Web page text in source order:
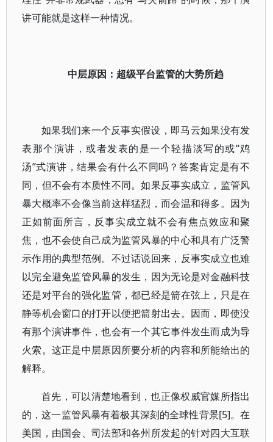
讲可能就是这样一种情况。
中层原因：超级平台监管的大势所趋
如果我们来一个反事实假设，即马云如果没有发
表那个演讲，或者发表的是一个轻描淡写的或“鸡
汤”式演讲，结果会有什么不同吗？答案肯定是有不
同，但不会有本质性不同。如果反事实成立，监管风
暴大概率不会像当前这样猛烈，而会温和得多。因为
正如前面所言，反事实成立就不会有焦点效应和聚
焦，也不会使自己成为监管风暴的中心和具有广泛警
示作用的典型范例。不过话说回来，反事实成立也难
以完全避免监管风暴的发生，因为无论是对金融科技
还是对平台的强化监管，都已经是箭在弦上，只是在
静等机会窗口的打开以便把箭射出去。因而，即使没
有那个演讲事件，也会有一个其它事件发生而成为导
火索。这正是中层原因所要分析的内容和所能给出的
解释。
首先，可以清楚地看到，也正像权威官媒所指出
的，这一监管风暴有着极其深刻的全球性背景[5]。在
美国，由国会、司法部和各州所发起的针对四大互联